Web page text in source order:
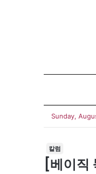
Sunday,
칼럼
[베이직